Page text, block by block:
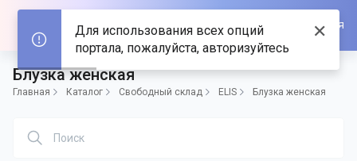
Войти/Зарегистрироваться
Блузка женская
Главная Каталог Свободный склад ELIS Блузка женская
Для использования всех опций
портала, пожалуйста, авторизуйтесь
✕